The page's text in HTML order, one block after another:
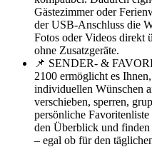
Gästezimmer oder
der USB-Anschluss die
Fotos oder Videos direkt
ohne Zusatzgeräte.
📌 SENDER- &
2100 ermöglicht es
individuellen Wünschen
verschieben, sperren,
persönliche
den Überblick und
– egal ob für den